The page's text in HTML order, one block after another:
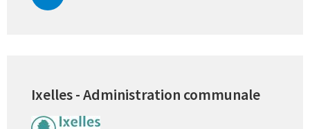
Ixelles - Administration communale